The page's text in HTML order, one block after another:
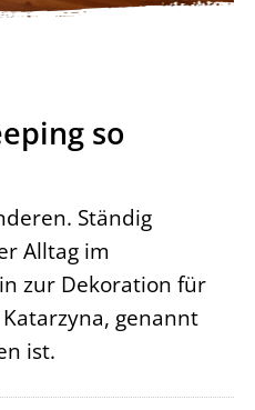
so
Ständig
Alltag im
zur Dekoration für
genannt
ist.